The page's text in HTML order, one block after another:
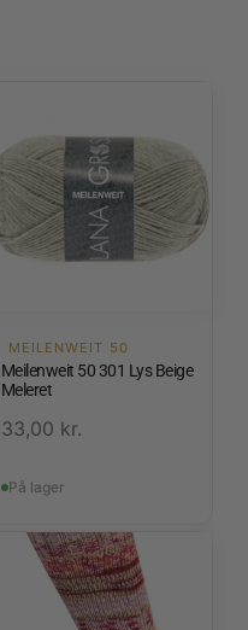
MEILENWEIT 50
Meilenweit 50 301 Lys Beige
Meleret
33,00 kr.
På lager